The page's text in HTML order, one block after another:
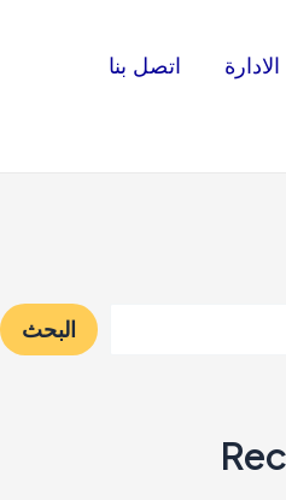
اتصل بنا
البحث